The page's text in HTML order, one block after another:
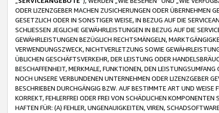
ODER LIZENZGEBER MACHEN ZUSICHERUNGEN ODER ÜBERNEHMEN
GESETZLICH ODER IN SONSTIGER WEISE, IN BEZUG AUF DIE
SCHLIESSEN JEGLICHE GEWÄHRLEISTUNGEN IN BEZUG AUF DIE
GEWÄHRLEISTUNGEN BEZÜGLICH RECHTSMÄNGELN,
VERWENDUNGSZWECK, NICHTVERLETZUNG SOWIE
ÜBLICHEN GESCHÄFTSVERKEHR, DER LEISTUNG ODER
BESCHAFFENHEIT, MERKMALE, FUNKTIONEN, DEN
NOCH UNSERE VERBUNDENEN UNTERNEHMEN ODER LIZENZGEBER
BESCHRIEBEN DURCHGÄNGIG BZW. AUF BESTIMMTE ART UND
KORREKT, FEHLERFREI ODER FREI VON SCHÄDLICHEN
HAFTEN FÜR: (A) FEHLER, UNGENAUIGKEITEN, VIREN,